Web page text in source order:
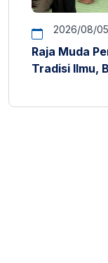
2026/08/05
Raja Muda
Tradisi Ilmu,